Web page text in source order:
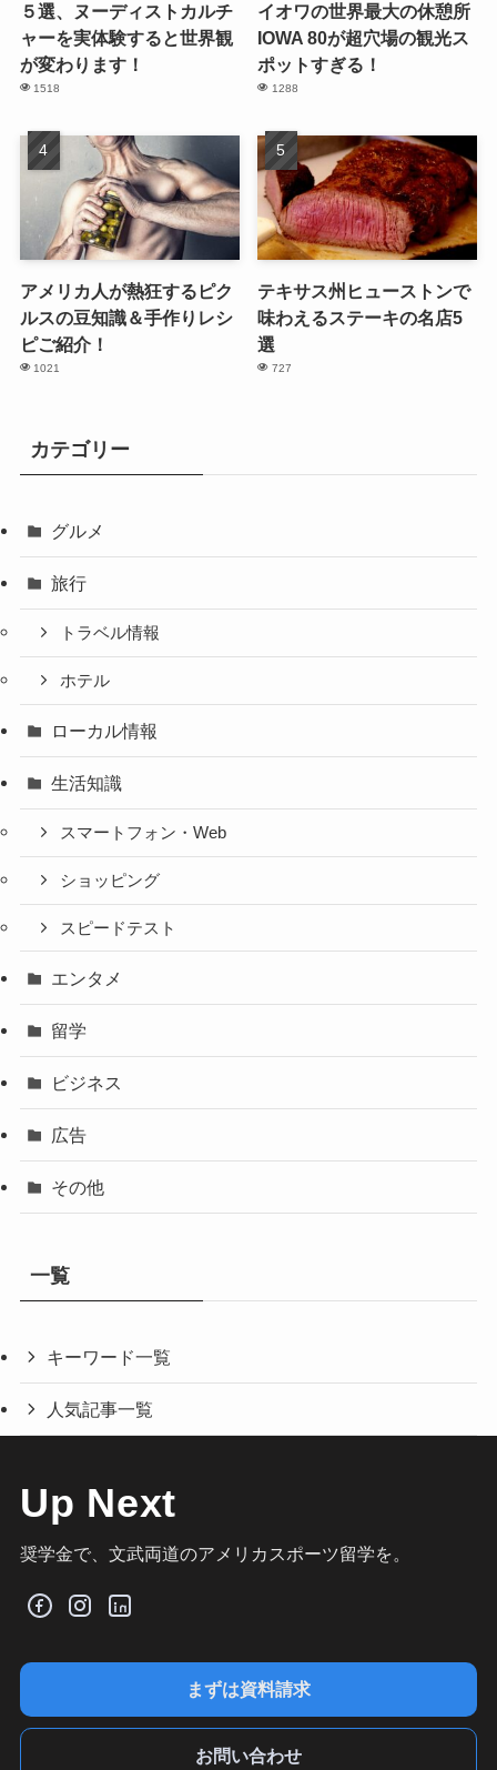
５選、ヌーディストカルチ
ャーを実体験すると世界観
が変わります！
1518
イオワの世界最大の休憩所
IOWA 80が超穴場の観光ス
ポットすぎる！
1288
アメリカ人が熱狂するピク
ルスの豆知識＆手作りレシ
ピご紹介！
1021
テキサス州ヒューストンで
味わえるステーキの名店5
選
727
カテゴリー
グルメ
旅行
トラベル情報
ホテル
ローカル情報
生活知識
スマートフォン・Web
ショッピング
スピードテスト
エンタメ
留学
ビジネス
広告
その他
一覧
キーワード一覧
人気記事一覧
Up Next
奨学金で、文武両道のアメリカスポーツ留学を。
まずは資料請求
お問い合わせ